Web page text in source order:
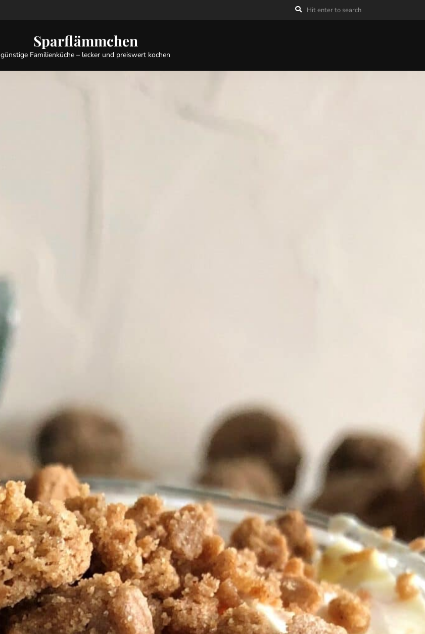
Sparflämmchen
günstige Familienküche – lecker und preiswert kochen